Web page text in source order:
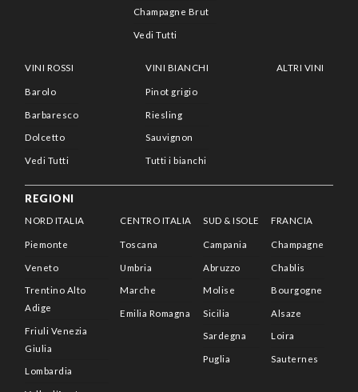
Champagne Brut
Vedi Tutti
VINI ROSSI
Barolo
Barbaresco
Dolcetto
Vedi Tutti
VINI BIANCHI
Pinot grigio
Riesling
Sauvignon
Tutti i bianchi
ALTRI VINI
REGIONI
NORD ITALIA
Piemonte
Veneto
Trentino Alto
Adige
Friuli Venezia
Giulia
Lombardia
CENTRO ITALIA
Toscana
Umbria
Marche
Emilia Romagna
SUD & ISOLE
Campania
Abruzzo
Molise
Sicilia
Sardegna
Puglia
FRANCIA
Champagne
Chablis
Bourgogne
Alsaze
Loira
Sauternes